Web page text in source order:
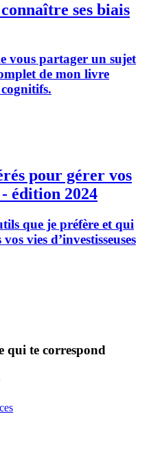
ses biais
vous partager un sujet
de mon livre
pour gérer vos
édition 2024
que je préfère et qui
vies d’investisseuses
qui te correspond